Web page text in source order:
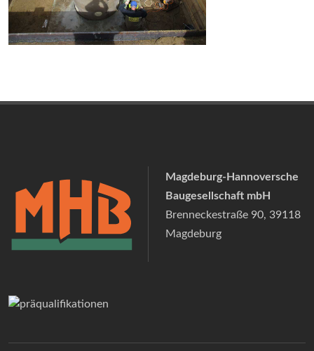
Magdeburg-Hannoversche
Baugesellschaft mbH
Brenneckestraße 90, 39118
Magdeburg